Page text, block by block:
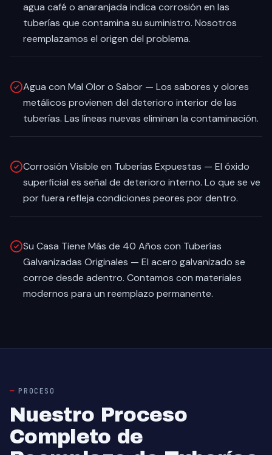
agua café o anaranjada indica corrosión en las
tuberías que contamina su suministro. Nosotros
reemplazamos el origen del problema.
Agua con Mal Olor o Sabor — Los sabores y olores
metálicos provienen del deterioro interior de las
tuberías. Las líneas nuevas eliminan la contaminación.
Corrosión Visible en Tuberías Expuestas — El óxido
superficial es señal de deterioro interno. Lo que se ve
por fuera refleja condiciones peores por dentro.
Su Casa Tiene Más de 40 Años con Tuberías
Galvanizadas Originales — El acero galvanizado se
corroe desde adentro. Contamos con materiales
modernos para un reemplazo permanente.
PROCESO
Nuestro Proceso
Completo de